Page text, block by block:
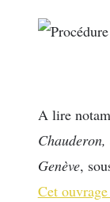
A lire
Genève,
Cet